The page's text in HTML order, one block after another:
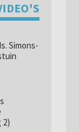
Simons-
2)